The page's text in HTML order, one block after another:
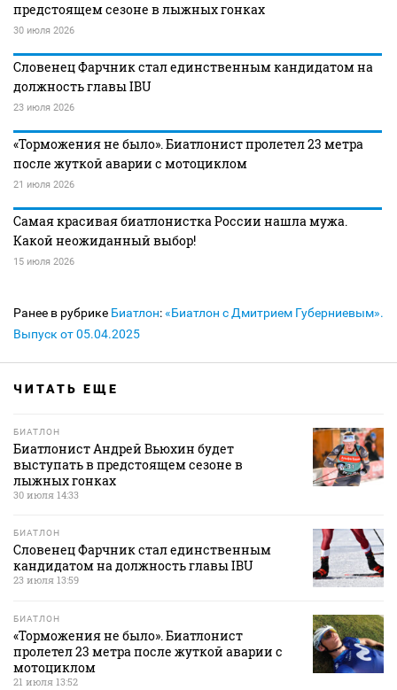
предстоящем сезоне в лыжных гонках
30 июля 2026
Словенец Фарчник стал единственным кандидатом на
должность главы IBU
23 июля 2026
«Торможения не было». Биатлонист пролетел 23 метра
после жуткой аварии с мотоциклом
21 июля 2026
Самая красивая биатлонистка России нашла мужа.
Какой неожиданный выбор!
15 июля 2026
Ранее в рубрике Биатлон:«Биатлон с Дмитрием Губерниевым».
Выпуск от 05.04.2025
ЧИТАТЬ ЕЩЕ
БИАТЛОН
Биатлонист Андрей Вьюхин будет
выступать в предстоящем сезоне в
лыжных гонках
30 июля 14:33
БИАТЛОН
Словенец Фарчник стал единственным
кандидатом на должность главы IBU
23 июля 13:59
БИАТЛОН
«Торможения не было». Биатлонист
пролетел 23 метра после жуткой аварии с
мотоциклом
21 июля 13:52